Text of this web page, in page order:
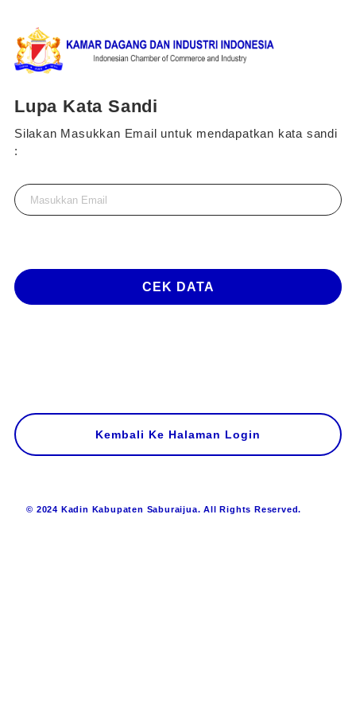
Lupa Kata Sandi
Silakan Masukkan Email untuk mendapatkan kata sandi
:
CEK DATA
Kembali Ke Halaman Login
© 2024 Kadin Kabupaten Saburaijua. All Rights Reserved.